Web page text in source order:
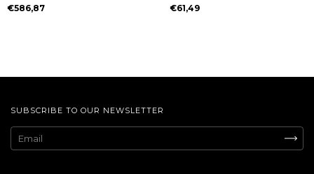
€586,87 €61,49
SUBSCRIBE TO OUR NEWSLETTER